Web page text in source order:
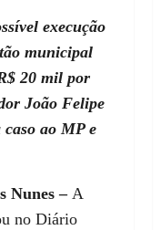
execução
municipal
20 mil por
João Felipe
ao MP e
Nunes – A
no Diário